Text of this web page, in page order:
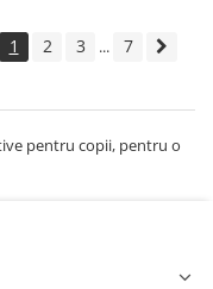
1 2 3 ... 7
pentru copii, pentru o